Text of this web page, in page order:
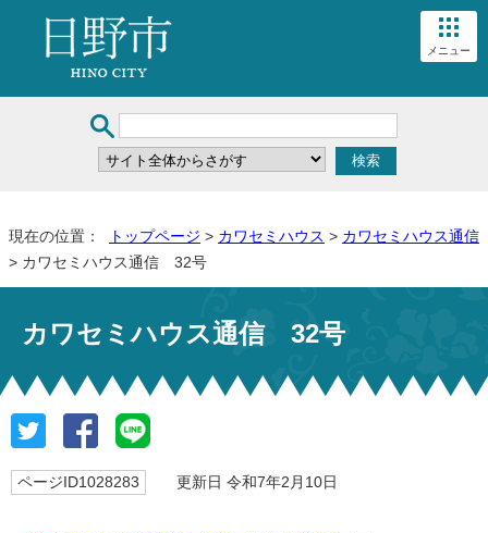
メニュー
現在の位置： トップページ > カワセミハウス > カワセミハウス通信
> カワセミハウス通信 32号
カワセミハウス通信 32号
ページID1028283 更新日 令和7年2月10日